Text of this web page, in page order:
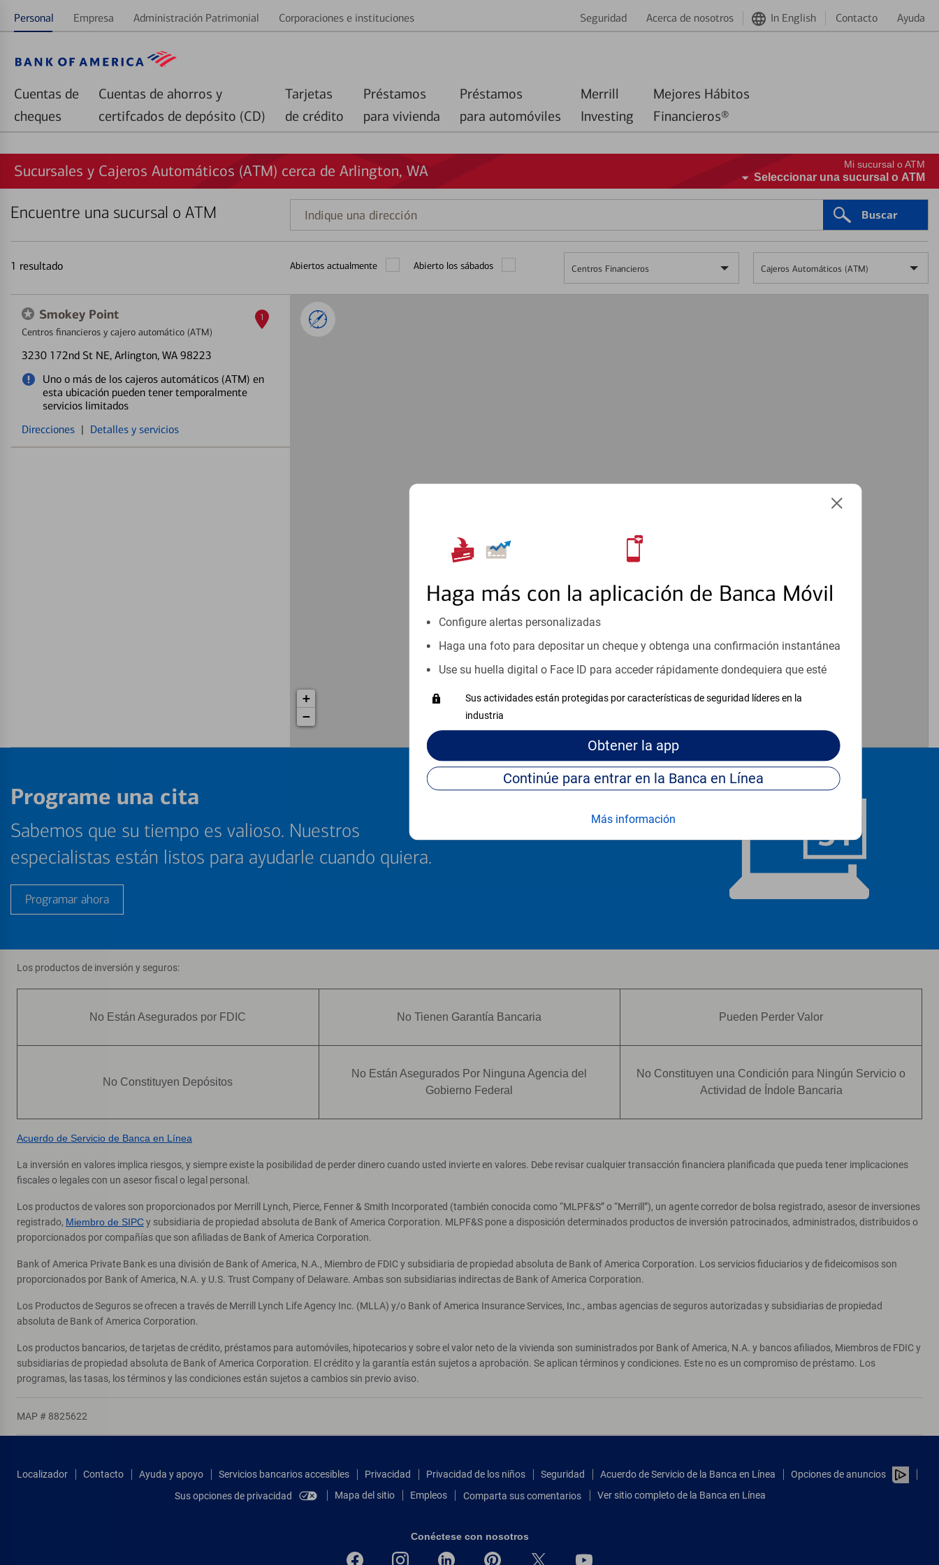
Personal Empresa Administración Patrimonial Corporaciones e instituciones Seguridad Acerca de nosotros In English Contacto Ayuda
Cuentas de
cheques
Cuentas de ahorros y
certifcados de depósito (CD)
Tarjetas
de crédito
Préstamos
para vivienda
Préstamos
para automóviles
Merrill
Investing
Mejores Hábitos
Financieros®
Haga más con la aplicación de Banca Móvil
Configure alertas personalizadas
Haga una foto para depositar un cheque y obtenga una confirmación instantánea
Use su huella digital o Face ID para acceder rápidamente dondequiera que esté
Sus actividades están protegidas por características de seguridad líderes en la
industria
Obtener la app
Continúe para entrar en la Banca en Línea
Más información
Sucursales y Cajeros Automáticos (ATM) cerca de Arlington, WA Mi sucursal o ATM
Seleccionar una sucursal o ATM
Encuentre una sucursal o ATM
Indique
una
Buscar
1 resultado Abiertos actualmente Abierto los sábados Centros Financieros Cajeros Automáticos (ATM)
Smokey Point
Centros financieros y cajero automático (ATM)
3230 172nd St NE, Arlington, WA 98223
Uno o más de los cajeros automáticos (ATM) en
esta ubicación pueden tener temporalmente
servicios limitados
Direcciones | Detalles y servicios
1
+
−
Programe una cita
Sabemos que su tiempo es valioso. Nuestros
especialistas están listos para ayudarle cuando quiera.
Programar ahora
Los productos de inversión y seguros:
No Están Asegurados por FDIC No Tienen Garantía Bancaria Pueden Perder Valor
No Constituyen Depósitos
No Están Asegurados Por Ninguna Agencia del
Gobierno Federal
No Constituyen una Condición para Ningún Servicio o
Actividad de Índole Bancaria
Acuerdo de Servicio de Banca en Línea
La inversión en valores implica riesgos, y siempre existe la posibilidad de perder dinero cuando usted invierte en valores. Debe revisar cualquier transacción financiera planificada que pueda tener implicaciones
fiscales o legales con un asesor fiscal o legal personal.
Los productos de valores son proporcionados por Merrill Lynch, Pierce, Fenner & Smith Incorporated (también conocida como “MLPF&S” o “Merrill”), un agente corredor de bolsa registrado, asesor de inversiones
registrado, Miembro de SIPCy subsidiaria de propiedad absoluta de Bank of America Corporation. MLPF&S pone a disposición determinados productos de inversión patrocinados, administrados, distribuidos o
proporcionados por compañías que son afiliadas de Bank of America Corporation.
Bank of America Private Bank es una división de Bank of America, N.A., Miembro de FDIC y subsidiaria de propiedad absoluta de Bank of America Corporation. Los servicios fiduciarios y de fideicomisos son
proporcionados por Bank of America, N.A. y U.S. Trust Company of Delaware. Ambas son subsidiarias indirectas de Bank of America Corporation.
Los Productos de Seguros se ofrecen a través de Merrill Lynch Life Agency Inc. (MLLA) y/o Bank of America Insurance Services, Inc., ambas agencias de seguros autorizadas y subsidiarias de propiedad
absoluta de Bank of America Corporation.
Los productos bancarios, de tarjetas de crédito, préstamos para automóviles, hipotecarios y sobre el valor neto de la vivienda son suministrados por Bank of America, N.A. y bancos afiliados, Miembros de FDIC y
subsidiarias de propiedad absoluta de Bank of America Corporation. El crédito y la garantía están sujetos a aprobación. Se aplican términos y condiciones. Este no es un compromiso de préstamo. Los
programas, las tasas, los términos y las condiciones están sujetos a cambios sin previo aviso.
MAP # 8825622
Localizador Contacto Ayuda y apoyo Servicios bancarios accesibles Privacidad Privacidad de los niños Seguridad Acuerdo de Servicio de la Banca en Línea
Opciones de anuncios
Sus opciones de privacidad
Mapa del sitio Empleos Comparta sus comentarios Ver sitio completo de la Banca en Línea
Conéctese con nosotros